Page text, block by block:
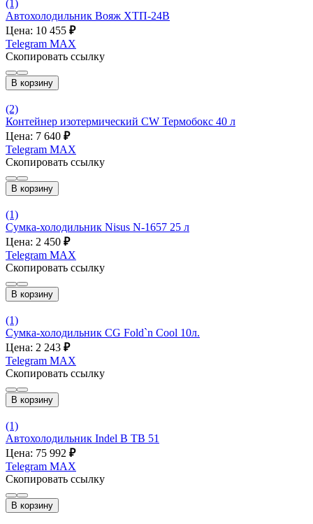
(1)
Автохолодильник Вояж ХТП-24В
Цена: 10 455 ₽
Telegram MAX
Скопировать ссылку
В корзину
(2)
Контейнер изотермический CW Термобокс 40 л
Цена: 7 640 ₽
Telegram MAX
Скопировать ссылку
В корзину
(1)
Сумка-холодильник Nisus N-1657 25 л
Цена: 2 450 ₽
Telegram MAX
Скопировать ссылку
В корзину
(1)
Сумка-холодильник CG Fold`n Cool 10л.
Цена: 2 243 ₽
Telegram MAX
Скопировать ссылку
В корзину
(1)
Автохолодильник Indel B ТВ 51
Цена: 75 992 ₽
Telegram MAX
Скопировать ссылку
В корзину